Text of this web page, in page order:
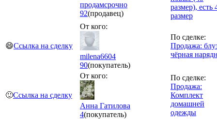
продамсрочно
92(продавец)
размер), есть
размер
😄Ссылка на сделку
От кого:
milena6604
90(покупатель)
По сделке:
Продажа:
чёрная
🙂Ссылка на сделку
От кого:
Анна Гатилова
4(покупатель)
По сделке:
Продажа:
Комплект
домашней
одежды